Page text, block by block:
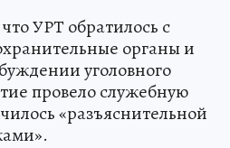
УРТ обратилось с
органы и
уголовного
провело служебную
«разъяснительной